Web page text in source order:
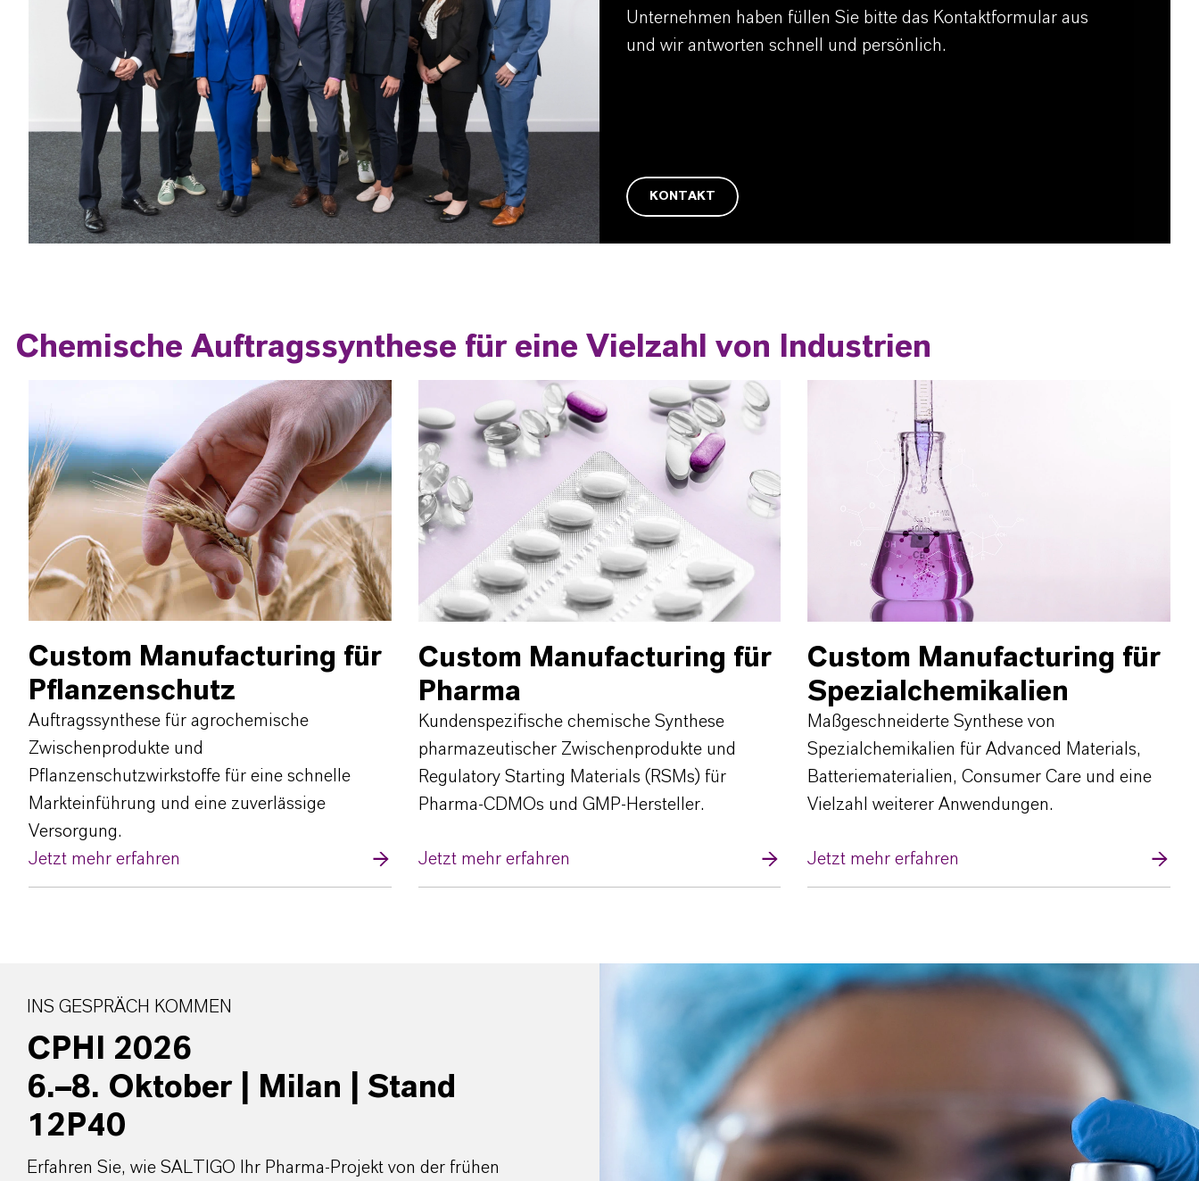
Unternehmen haben füllen Sie bitte das Kontaktformular aus
und wir antworten schnell und persönlich.
KONTAKT
Chemische Auftragssynthese für eine Vielzahl von Industrien
Custom Manufacturing für
Pflanzenschutz
Auftragssynthese für agrochemische
Zwischenprodukte und
Pflanzenschutzwirkstoffe für eine schnelle
Markteinführung und eine zuverlässige
Versorgung.
Jetzt mehr erfahren
Custom Manufacturing für
Pharma
Kundenspezifische chemische Synthese
pharmazeutischer Zwischenprodukte und
Regulatory Starting Materials (RSMs) für
Pharma-CDMOs und GMP-Hersteller.
Jetzt mehr erfahren
Custom Manufacturing für
Spezialchemikalien
Maßgeschneiderte Synthese von
Spezialchemikalien für Advanced Materials,
Batteriematerialien, Consumer Care und eine
Vielzahl weiterer Anwendungen.
Jetzt mehr erfahren
INS GESPRÄCH KOMMEN
CPHI 2026
6.–8. Oktober | Milan | Stand
12P40
Erfahren Sie, wie SALTIGO Ihr Pharma-Projekt von der frühen